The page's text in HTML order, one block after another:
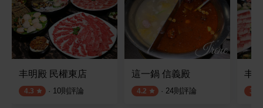
​​​​​​​丰明殿 民權東店
4.3 · 10則評論
這一鍋 信義殿
4.2 · 24則評論
丰
3.8